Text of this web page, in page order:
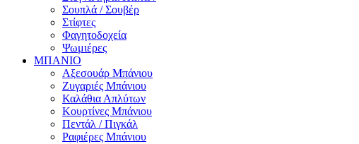
Σουπλά / Σουβέρ
Στίφτες
Φαγητοδοχεία
Ψωμιέρες
ΜΠΑΝΙΟ
Αξεσουάρ Μπάνιου
Ζυγαριές Μπάνιου
Καλάθια Απλύτων
Κουρτίνες Μπάνιου
Πεντάλ / Πιγκάλ
Ραφιέρες Μπάνιου